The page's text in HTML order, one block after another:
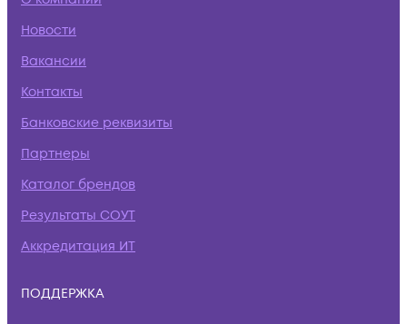
Новости
Вакансии
Контакты
Банковские реквизиты
Партнеры
Каталог брендов
Результаты СОУТ
Аккредитация ИТ
ПОДДЕРЖКА